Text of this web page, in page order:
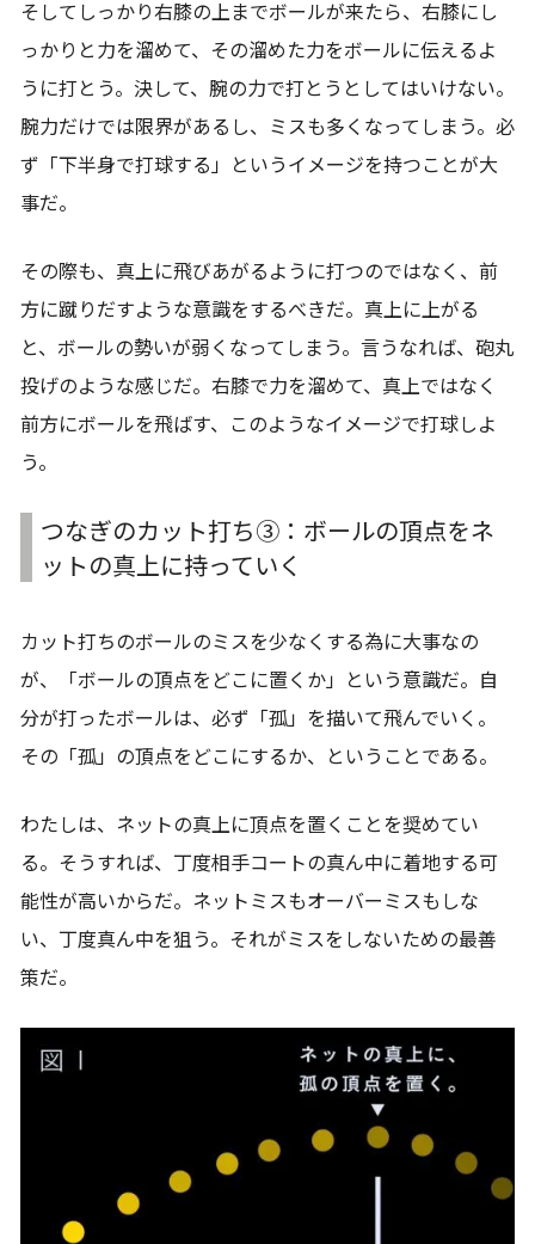
そしてしっかり右膝の上までボールが来たら、右膝にし
っかりと力を溜めて、その溜めた力をボールに伝えるよ
うに打とう。決して、腕の力で打とうとしてはいけない。
腕力だけでは限界があるし、ミスも多くなってしまう。必
ず「下半身で打球する」というイメージを持つことが大
事だ。
その際も、真上に飛びあがるように打つのではなく、前
方に蹴りだすような意識をするべきだ。真上に上がる
と、ボールの勢いが弱くなってしまう。言うなれば、砲丸
投げのような感じだ。右膝で力を溜めて、真上ではなく
前方にボールを飛ばす、このようなイメージで打球しよ
う。
つなぎのカット打ち③：ボールの頂点をネ
ットの真上に持っていく
カット打ちのボールのミスを少なくする為に大事なの
が、「ボールの頂点をどこに置くか」という意識だ。自
分が打ったボールは、必ず「孤」を描いて飛んでいく。
その「孤」の頂点をどこにするか、ということである。
わたしは、ネットの真上に頂点を置くことを奨めてい
る。そうすれば、丁度相手コートの真ん中に着地する可
能性が高いからだ。ネットミスもオーバーミスもしな
い、丁度真ん中を狙う。それがミスをしないための最善
策だ。